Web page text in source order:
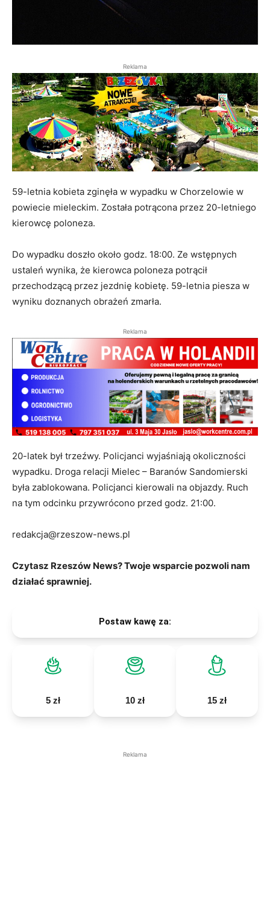
Reklama
59-letnia kobieta zginęła w wypadku w Chorzelowie w
powiecie mieleckim. Została potrącona przez 20-letniego
kierowcę poloneza.
Do wypadku doszło około godz. 18:00. Ze wstępnych
ustaleń wynika, że kierowca poloneza potrącił
przechodzącą przez jezdnię kobietę. 59-letnia piesza w
wyniku doznanych obrażeń zmarła.
Reklama
20-latek był trzeźwy. Policjanci wyjaśniają okoliczności
wypadku. Droga relacji Mielec – Baranów Sandomierski
była zablokowana. Policjanci kierowali na objazdy. Ruch
na tym odcinku przywrócono przed godz. 21:00.
redakcja@rzeszow-news.pl
Czytasz Rzeszów News? Twoje wsparcie pozwoli nam
działać sprawniej.
Postaw kawę za:
5 zł 10 zł 15 zł
Reklama